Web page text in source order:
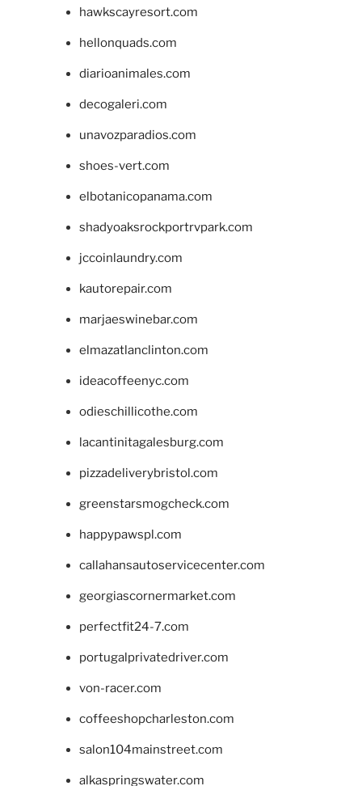
hawkscayresort.com
hellonquads.com
diarioanimales.com
decogaleri.com
unavozparadios.com
shoes-vert.com
elbotanicopanama.com
shadyoaksrockportrvpark.com
jccoinlaundry.com
kautorepair.com
marjaeswinebar.com
elmazatlanclinton.com
ideacoffeenyc.com
odieschillicothe.com
lacantinitagalesburg.com
pizzadeliverybristol.com
greenstarsmogcheck.com
happypawspl.com
callahansautoservicecenter.com
georgiascornermarket.com
perfectfit24-7.com
portugalprivatedriver.com
von-racer.com
coffeeshopcharleston.com
salon104mainstreet.com
alkaspringswater.com